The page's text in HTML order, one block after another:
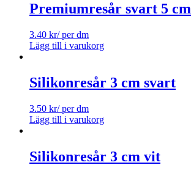
Premiumresår svart 5 cm
3.40 kr/ per dm
Lägg till i varukorg
Silikonresår 3 cm svart
3.50 kr/ per dm
Lägg till i varukorg
Silikonresår 3 cm vit